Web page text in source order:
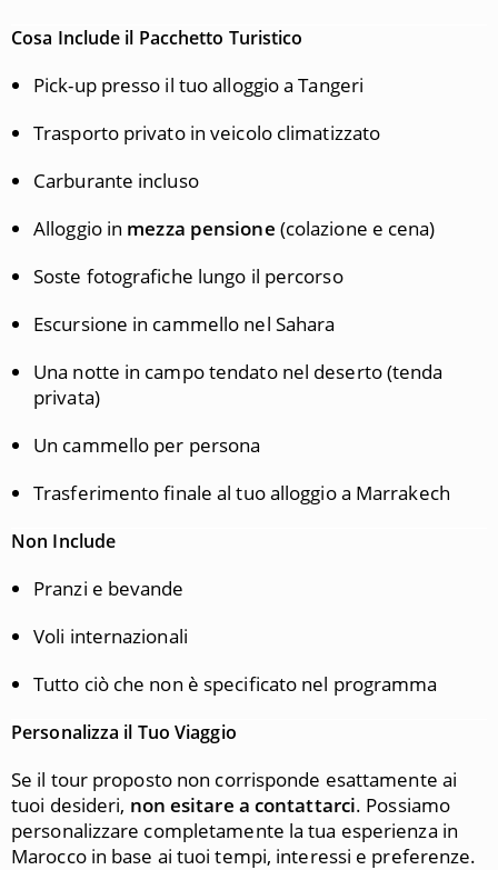
Cosa Include il Pacchetto Turistico
Pick-up presso il tuo alloggio a Tangeri
Trasporto privato in veicolo climatizzato
Carburante incluso
Alloggio in mezza pensione (colazione e cena)
Soste fotografiche lungo il percorso
Escursione in cammello nel Sahara
Una notte in campo tendato nel deserto (tenda
privata)
Un cammello per persona
Trasferimento finale al tuo alloggio a Marrakech
Non Include
Pranzi e bevande
Voli internazionali
Tutto ciò che non è specificato nel programma
Personalizza il Tuo Viaggio
Se il tour proposto non corrisponde esattamente ai
tuoi desideri, non esitare a contattarci. Possiamo
personalizzare completamente la tua esperienza in
Marocco in base ai tuoi tempi, interessi e preferenze.